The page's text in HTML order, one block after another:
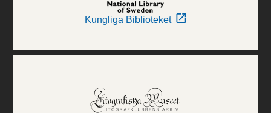
Kungliga Biblioteket